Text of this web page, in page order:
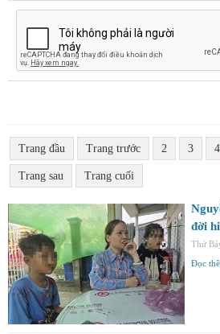
Trang đầu Trang trước 2 3 4
Trang sau Trang cuối
đời
Thứ
Đọc